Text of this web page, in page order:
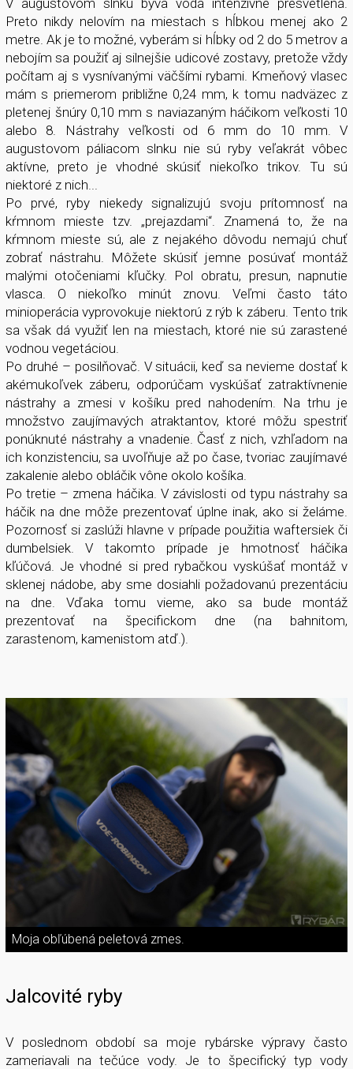
V augustovom slnku býva voda intenzívne presvetlená.
Preto nikdy nelovím na miestach s hĺbkou menej ako 2
metre. Ak je to možné, vyberám si hĺbky od 2 do 5 metrov a
nebojím sa použiť aj silnejšie udicové zostavy, pretože vždy
počítam aj s vysnívanými väčšími rybami. Kmeňový vlasec
mám s priemerom približne 0,24 mm, k tomu nadväzec z
pletenej šnúry 0,10 mm s naviazaným háčikom veľkosti 10
alebo 8. Nástrahy veľkosti od 6 mm do 10 mm. V
augustovom páliacom slnku nie sú ryby veľakrát vôbec
aktívne, preto je vhodné skúsiť niekoľko trikov. Tu sú
niektoré z nich...
Po prvé, ryby niekedy signalizujú svoju prítomnosť na
kŕmnom mieste tzv. „prejazdami“. Znamená to, že na
kŕmnom mieste sú, ale z nejakého dôvodu nemajú chuť
zobrať nástrahu. Môžete skúsiť jemne posúvať montáž
malými otočeniami kľučky. Pol obratu, presun, napnutie
vlasca. O niekoľko minút znovu. Veľmi často táto
minioperácia vyprovokuje niektorú z rýb k záberu. Tento trik
sa však dá využiť len na miestach, ktoré nie sú zarastené
vodnou vegetáciou.
Po druhé – posilňovač. V situácii, keď sa nevieme dostať k
akémukoľvek záberu, odporúčam vyskúšať zatraktívnenie
nástrahy a zmesi v košíku pred nahodením. Na trhu je
množstvo zaujímavých atraktantov, ktoré môžu spestriť
ponúknuté nástrahy a vnadenie. Časť z nich, vzhľadom na
ich konzistenciu, sa uvoľňuje až po čase, tvoriac zaujímavé
zakalenie alebo obláčik vône okolo košíka.
Po tretie – zmena háčika. V závislosti od typu nástrahy sa
háčik na dne môže prezentovať úplne inak, ako si želáme.
Pozornosť si zaslúži hlavne v prípade použitia waftersiek či
dumbelsiek. V takomto prípade je hmotnosť háčika
kľúčová. Je vhodné si pred rybačkou vyskúšať montáž v
sklenej nádobe, aby sme dosiahli požadovanú prezentáciu
na dne. Vďaka tomu vieme, ako sa bude montáž
prezentovať na špecifickom dne (na bahnitom,
zarastenom, kamenistom atď.).
Moja obľúbená peletová zmes.
Jalcovité ryby
V poslednom období sa moje rybárske výpravy často
zameriavali na tečúce vody. Je to špecifický typ vody